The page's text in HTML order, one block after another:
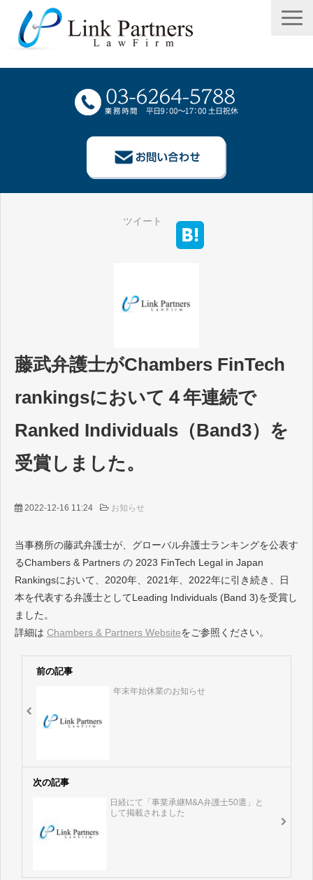
報酬案内
お問い合わせ
ツイート
藤武弁護士がChambers FinTech
rankingsにおいて４年連続で
Ranked Individuals（Band3）を
受賞しました。
2022-12-16 11:24 お知らせ
当事務所の藤武弁護士が、グローバル弁護士ランキングを公表す
るChambers & Partners の 2023 FinTech Legal in Japan
Rankingsにおいて、2020年、2021年、2022年に引き続き、日
本を代表する弁護士としてLeading Individuals (Band 3)を受賞し
ました。
詳細は Chambers & Partners Websiteをご参照ください。
前の記事
年末年始休業のお知らせ
次の記事
日経にて「事業承継M&A弁護士50選」と
して掲載されました